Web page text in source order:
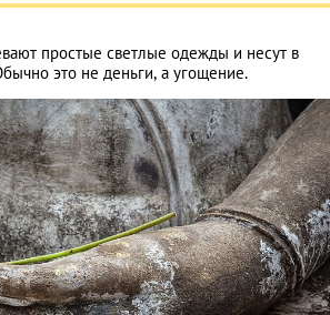
простые светлые одежды и несут в
это не деньги, а угощение.